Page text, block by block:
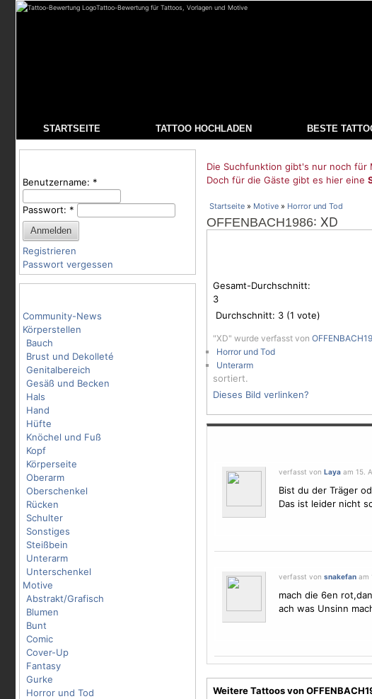
Tattoo-Bewertung für Tattoos, Vorlagen und Motive
STARTSEITE TATTOO HOCHLADEN BESTE
Benutzername: *
Passwort: *
Registrieren
Passwort vergessen
Community-News
Körperstellen
Bauch
Brust und Dekolleté
Genitalbereich
Gesäß und Becken
Hals
Hand
Hüfte
Knöchel und Fuß
Kopf
Körperseite
Oberarm
Oberschenkel
Rücken
Schulter
Sonstiges
Steißbein
Unterarm
Unterschenkel
Motive
Abstrakt/Grafisch
Blumen
Bunt
Comic
Cover-Up
Fantasy
Gurke
Horror und Tod
Die Suchfunktion gibt's nur noch für
Doch für die Gäste gibt es hier eine
Startseite » Motive » Horror und Tod
OFFENBACH1986: XD
Gesamt-Durchschnitt:
3
Durchschnitt: 3 (1 vote)
"XD" wurde verfasst von
Horror und Tod
Unterarm
sortiert.
Dieses Bild verlinken?
verfasst von Layaam 15.
Bist du der Träger
Das ist leider nicht
verfasst von snakefanam
mach die 6en
ach was Unsinn
Weitere Tattoos von